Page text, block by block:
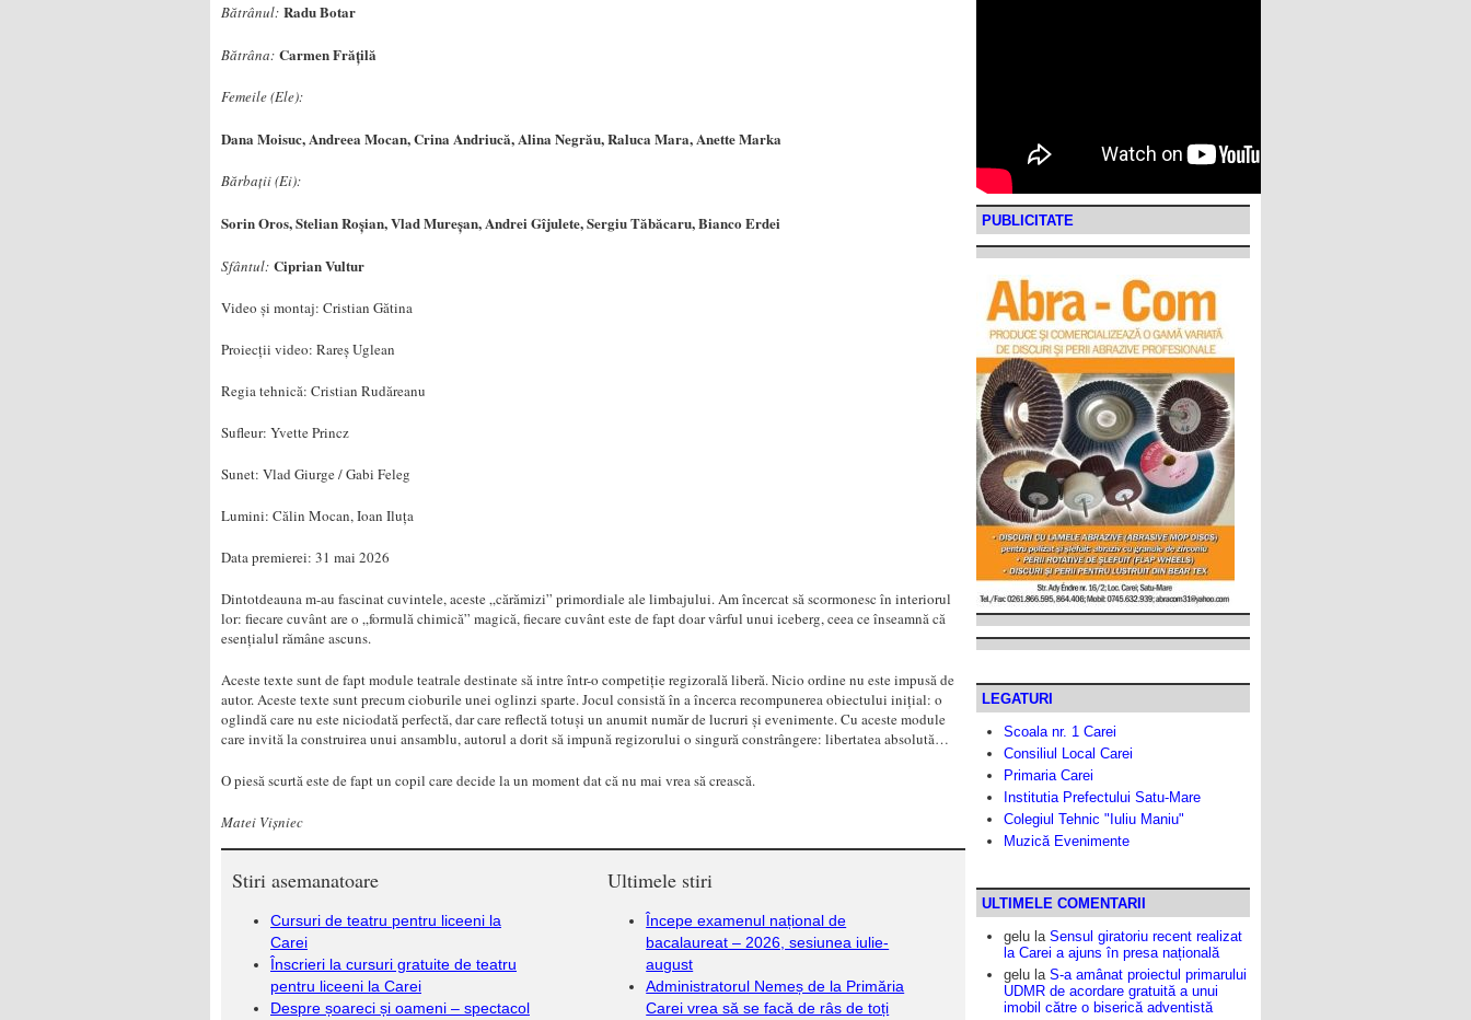
Bătrânul: Radu Botar
Bătrâna: Carmen Frățilă
Femeile (Ele):
Dana Moisuc, Andreea Mocan, Crina Andriucă, Alina Negrău, Raluca Mara, Anette Marka
Bărbații (Ei):
Sorin Oros, Stelian Roșian, Vlad Mureșan, Andrei Gîjulete, Sergiu Tăbăcaru, Bianco Erdei
Sfântul: Ciprian Vultur
Video și montaj: Cristian Gătina
Proiecții video: Rareș Uglean
Regia tehnică: Cristian Rudăreanu
Sufleur: Yvette Princz
Sunet: Vlad Giurge / Gabi Feleg
Lumini: Călin Mocan, Ioan Iluța
Data premierei: 31 mai 2026
Dintotdeauna m-au fascinat cuvintele, aceste „cărămizi” primordiale ale limbajului. Am încercat să scormonesc în interiorul
lor: fiecare cuvânt are o „formulă chimică” magică, fiecare cuvânt este de fapt doar vârful unui iceberg, ceea ce înseamnă că
esențialul rămâne ascuns.
Aceste texte sunt de fapt module teatrale destinate să intre într-o competiție regizorală liberă. Nicio ordine nu este impusă de
autor. Aceste texte sunt precum cioburile unei oglinzi sparte. Jocul consistă în a încerca recompunerea obiectului inițial: o
oglindă care nu este niciodată perfectă, dar care reflectă totuși un anumit număr de lucruri și evenimente. Cu aceste module
care invită la construirea unui ansamblu, autorul a dorit să impună regizorului o singură constrângere: libertatea absolută…
O piesă scurtă este de fapt un copil care decide la un moment dat că nu mai vrea să crească.
Matei Vișniec
Stiri asemanatoare
Cursuri de teatru pentru liceeni la
Carei
Înscrieri la cursuri gratuite de teatru
pentru liceeni la Carei
Despre șoareci și oameni – spectacol
Ultimele stiri
Începe examenul național de
bacalaureat – 2026, sesiunea iulie-
august
Administratorul Nemeș de la Primăria
Carei vrea să se facă de râs de toți
PUBLICITATE
LEGATURI
Scoala nr. 1 Carei
Consiliul Local Carei
Primaria Carei
Institutia Prefectului Satu-Mare
Colegiul Tehnic "Iuliu Maniu"
Muzică Evenimente
ULTIMELE COMENTARII
gelu la Sensul giratoriu recent realizat
la Carei a ajuns în presa națională
gelu la S-a amânat proiectul primarului
UDMR de acordare gratuită a unui
imobil către o biserică adventistă